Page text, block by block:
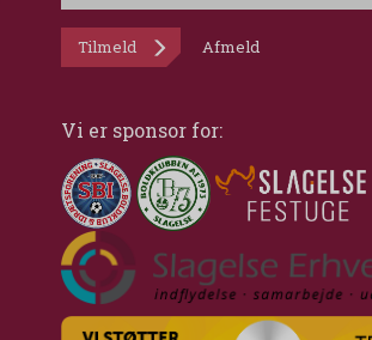
Tilmeld Afmeld
Vi er sponsor for: